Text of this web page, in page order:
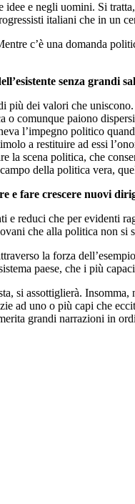
e negli uomini. Si
italiani che in un
c’è una domanda
senza grandi
dei valori che
comunque paiono
l’impegno politico
a restituire ad essi
scena politica, che
della politica vera,
e fare crescere nuovi
reduci che per evidenti
che alla politica non si
la forza
paese, che i più
si assottiglierà.
ad uno o più capi che
grandi narrazioni in